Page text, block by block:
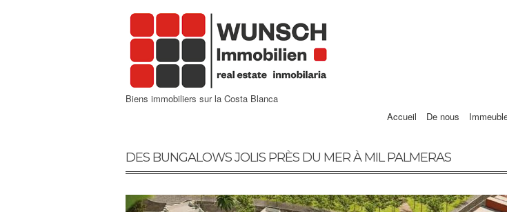
Biens immobiliers sur la Costa Blanca
Accueil
De nous
DES BUNGALOWS JOLIS PRÈS DU MER À MIL PALMERAS